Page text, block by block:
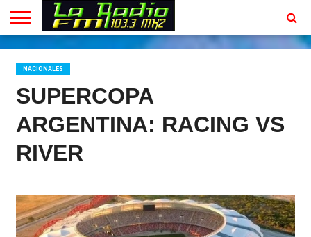
INICIO
EN
VIVO
PROGRAMACION
CONTACTO
NACIONALES
SUPERCOPA
ARGENTINA: RACING VS
RIVER